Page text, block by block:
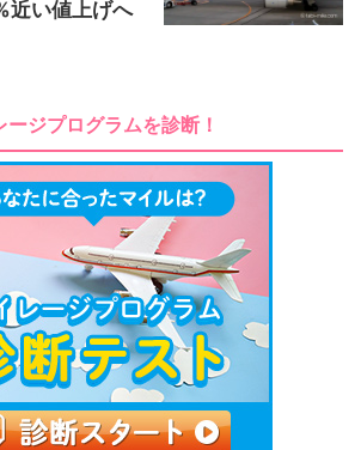
近い値上げへ
ジプログラムを診断！